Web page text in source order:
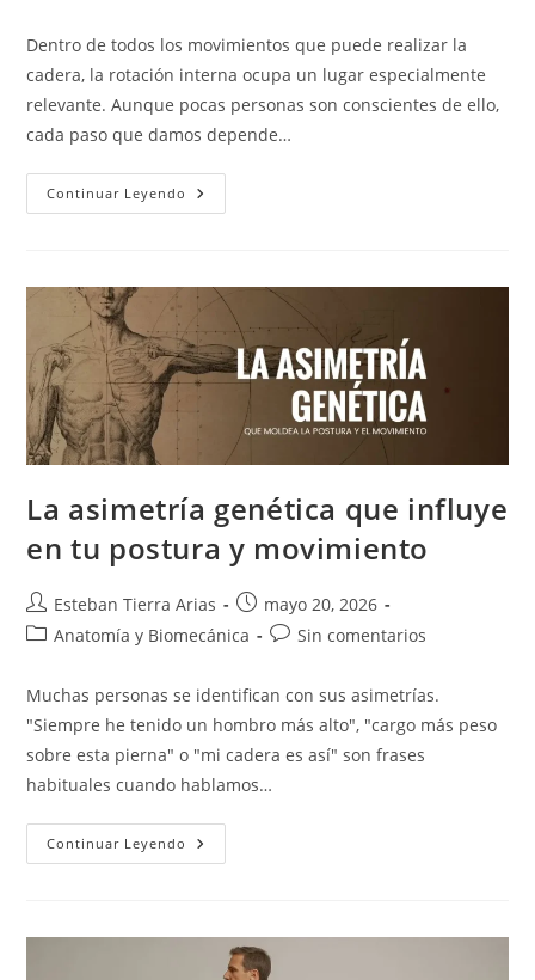
entrada:
Dentro de todos los movimientos que puede realizar la
cadera, la rotación interna ocupa un lugar especialmente
relevante. Aunque pocas personas son conscientes de ello,
cada paso que damos depende…
Continuar Leyendo Rotación
Interna
Es
Importante
Y
Cómo
Recuperarla
La asimetría genética que influye
en tu postura y movimiento
Autor
de
Esteban Tierra Arias
Publicación
de
mayo 20, 2026
Categoría
entrada:
Anatomía y Biomecánica
Comentarios
entrada:
Sin comentarios
Muchas personas se identifican con sus asimetrías.
"Siempre he tenido un hombro más alto", "cargo más peso
sobre esta pierna" o "mi cadera es así" son frases
habituales cuando hablamos…
Continuar Leyendo La
Asimetría
Tu
Postura